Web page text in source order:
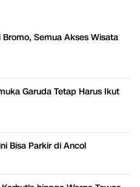
Semua Akses Wisata
Garuda Tetap Harus Ikut
Bisa Parkir di Ancol